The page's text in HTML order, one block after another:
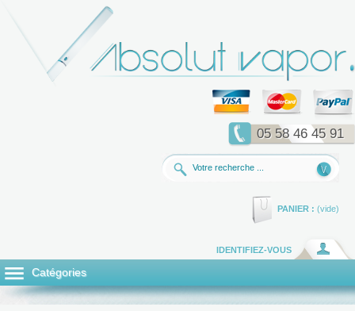
05 58 46 45 91
PANIER : (vide)
IDENTIFIEZ-VOUS
Catégories